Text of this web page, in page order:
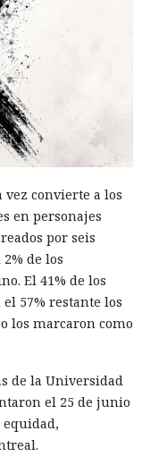
convierte a los
en personajes
por seis
de los
El 41% de los
57% restante los
los marcaron como
de la Universidad
el 25 de junio
equidad,